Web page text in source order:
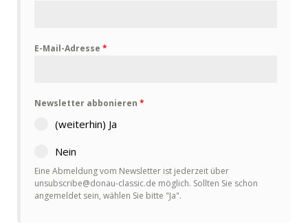
E-Mail-Adresse *
Newsletter abbonieren *
(weiterhin) Ja
Nein
Eine Abmeldung vom Newsletter ist jederzeit über
unsubscribe@donau-classic.de möglich. Sollten Sie schon
angemeldet sein, wählen Sie bitte "Ja".